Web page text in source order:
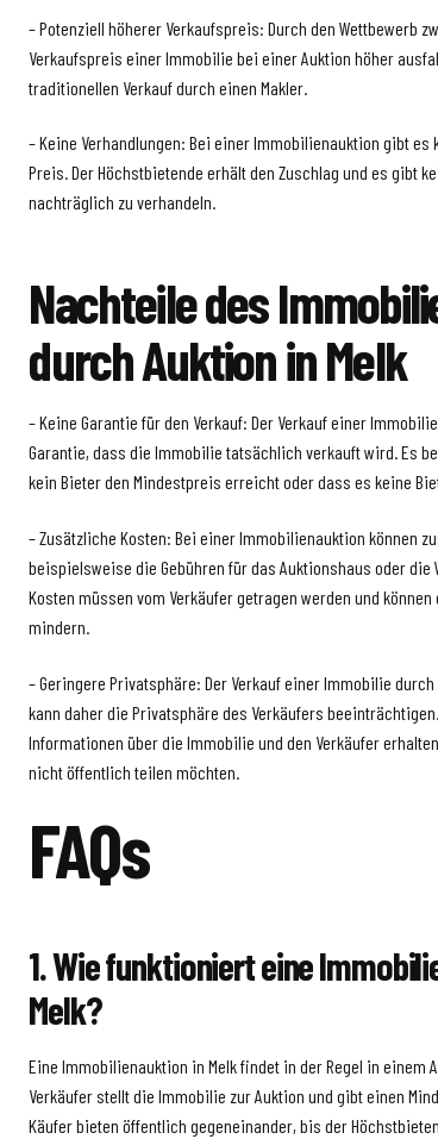
– Potenziell höherer Verkaufspreis: Durch den Wettbewerb
Verkaufspreis einer Immobilie bei einer Auktion höher
traditionellen Verkauf durch einen Makler.
– Keine Verhandlungen: Bei einer Immobilienauktion gibt es
Preis. Der Höchstbietende erhält den Zuschlag und es gibt
nachträglich zu verhandeln.
Nachteile des
durch Auktion in Melk
– Keine Garantie für den Verkauf: Der Verkauf einer
Garantie, dass die Immobilie tatsächlich verkauft wird. Es
kein Bieter den Mindestpreis erreicht oder dass es keine
– Zusätzliche Kosten: Bei einer Immobilienauktion können
beispielsweise die Gebühren für das Auktionshaus oder die
Kosten müssen vom Verkäufer getragen werden und können
mindern.
– Geringere Privatsphäre: Der Verkauf einer Immobilie
kann daher die Privatsphäre des Verkäufers
Informationen über die Immobilie und den Verkäufer
nicht öffentlich teilen möchten.
FAQs
1. Wie funktioniert eine
Melk?
Eine Immobilienauktion in Melk findet in der Regel in einem
Verkäufer stellt die Immobilie zur Auktion und gibt einen
Käufer bieten öffentlich gegeneinander, bis der